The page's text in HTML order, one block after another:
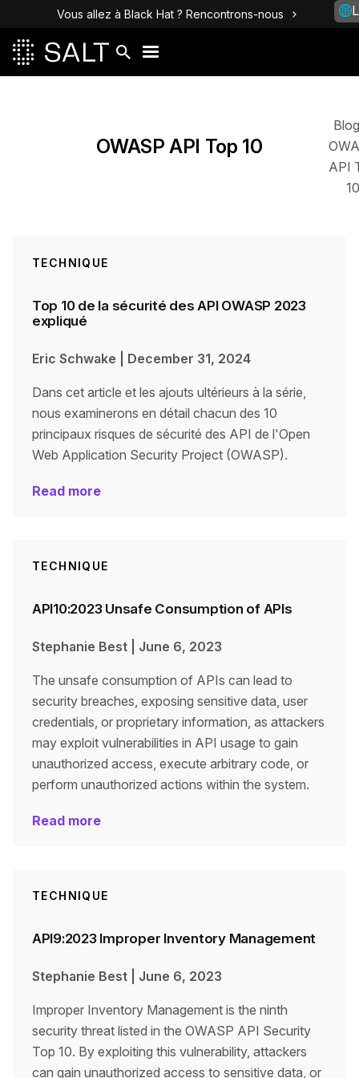
Vous allez à Black Hat ? Rencontrons-nous
OWASP API Top 10
Blog
API
10
TECHNIQUE
Top 10 de la sécurité des API OWASP 2023
expliqué
Eric Schwake December 31, 2024
Dans cet article et les ajouts ultérieurs à la série,
nous examinerons en détail chacun des 10
principaux risques de sécurité des API de l'Open
Web Application Security Project (OWASP).
Read more
TECHNIQUE
API10:2023 Unsafe Consumption of APIs
Stephanie Best June 6, 2023
The unsafe consumption of APIs can lead to
security breaches, exposing sensitive data, user
credentials, or proprietary information, as attackers
may exploit vulnerabilities in API usage to gain
unauthorized access, execute arbitrary code, or
perform unauthorized actions within the system.
Read more
TECHNIQUE
API9:2023 Improper Inventory Management
Stephanie Best June 6, 2023
Improper Inventory Management is the ninth
security threat listed in the OWASP API Security
Top 10. By exploiting this vulnerability, attackers
can gain unauthorized access to sensitive data, or